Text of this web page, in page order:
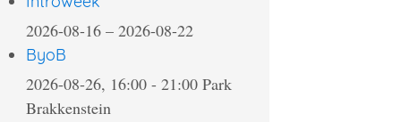
2026-08-16 – 2026-08-22
ByoB
2026-08-26, 16:00 - 21:00 Park
Brakkenstein